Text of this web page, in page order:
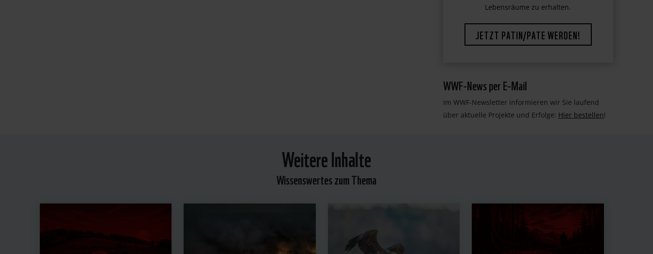
Lebensräume zu erhalten.
JETZT PATIN/PATE WERDEN!
WWF-News per E-Mail
Im WWF-Newsletter informieren wir Sie laufend
über aktuelle Projekte und Erfolge: Hier bestellen!
Weitere Inhalte
Wissenswertes zum Thema